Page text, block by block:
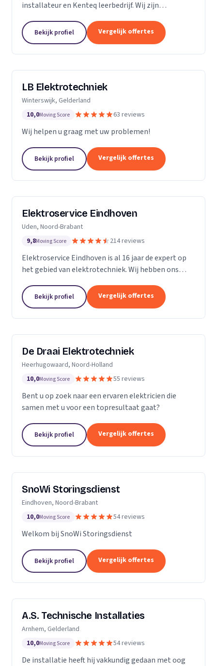
installateur en Kenteq leerbedrijf. Wij zijn
Utrecht.Bekijk profiel Vergelijk offertes
LB Elektrotechniek
Winterswijk, Gelderland
10,0Moving Score 63 reviews
Wij helpen u graag met uw problemen!
Bekijk profiel Vergelijk offertes
Elektroservice Eindhoven
Uden, Noord-Brabant
9,8Moving Score 214 reviews
Elektroservice Eindhoven is al 16 jaar de expert op
het gebied van elektrotechniek. Wij hebben ons
meterkasten. Wij komen altijd langs om passend
advies...
Bekijk profiel Vergelijk offertes
De Draai Elektrotechniek
Heerhugowaard, Noord-Holland
10,0Moving Score 55 reviews
Bent u op zoek naar een ervaren elektricien die
samen met u voor een topresultaat gaat?
Bekijk profiel Vergelijk offertes
SnoWi Storingsdienst
Eindhoven, Noord-Brabant
10,0Moving Score 54 reviews
Welkom bij SnoWi Storingsdienst
Bekijk profiel Vergelijk offertes
A.S. Technische Installaties
Arnhem, Gelderland
10,0Moving Score 54 reviews
De installatie heeft hij vakkundig gedaan met oog